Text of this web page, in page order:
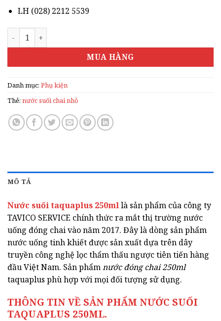
LH (028) 2212 5539
NƯỚC SUỐI TAQUAPLUS 250ML số lượng
MUA HÀNG
Danh mục: Phụ kiện
Thẻ: nước suối chai nhỏ
MÔ TẢ
Nước suối taquaplus 250mllà sản phẩm của công ty
TAVICO SERVICE chính thức ra mắt thị trường nước
uống đóng chai vào năm 2017. Đây là dòng sản phẩm
nước uống tinh khiết được sản xuất dựa trên dây
truyền công nghệ lọc thẩm thấu ngược tiên tiến hàng
đầu Việt Nam. Sản phẩmnước đóng chai 250ml
taquaplus phù hợp với mọi đối tượng sử dụng.
THÔNG TIN VỀ SẢN PHẨM NƯỚC SUỐI
TAQUAPLUS 250ML.